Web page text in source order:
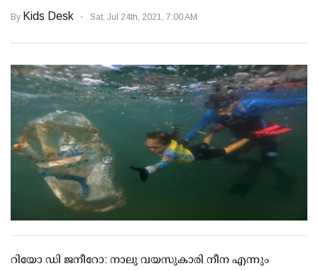
By Kids Desk Sat, Jul 24th, 2021, 7:00 AM
റിയോ ഡി ജനീറോ: നാലു വയസുകാരി നീന എന്നും